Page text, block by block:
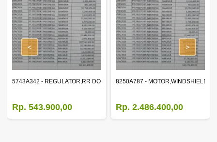
WINDOW,LH
5743A342 - REGULATOR,RR DOOR WINDOW,RH
Rp. 543.900,00
8250A787 - MOTOR,WINDSHIELD
Rp. 2.486.400,00
< >